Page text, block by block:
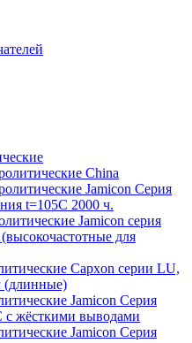
China
Jamicon Серия
t=105С 2000 ч.
Jamicon серия
для
Capxon серии LU,
(длинные)
Jamicon Серия
с жёсткими выводами
Jamicon Серия